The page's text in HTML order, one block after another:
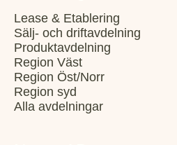
Lease & Etablering
Sälj- och driftavdelning
Produktavdelning
Region Väst
Region Öst/Norr
Region syd
Alla avdelningar